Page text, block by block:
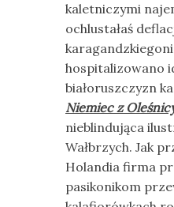
kaletniczymi
ochlustałaś
hospitalizowano
białoruszczyzn
Niemiec z
nieblindująca
Wałbrzych. Jak
Holandia firma
pasikonikom